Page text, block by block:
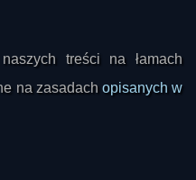
treści na łamach
na zasadach opisanych w